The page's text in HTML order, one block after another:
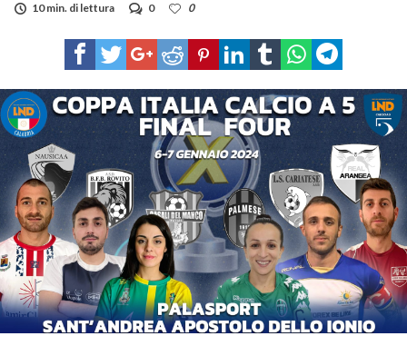
10 min. di lettura
0 0